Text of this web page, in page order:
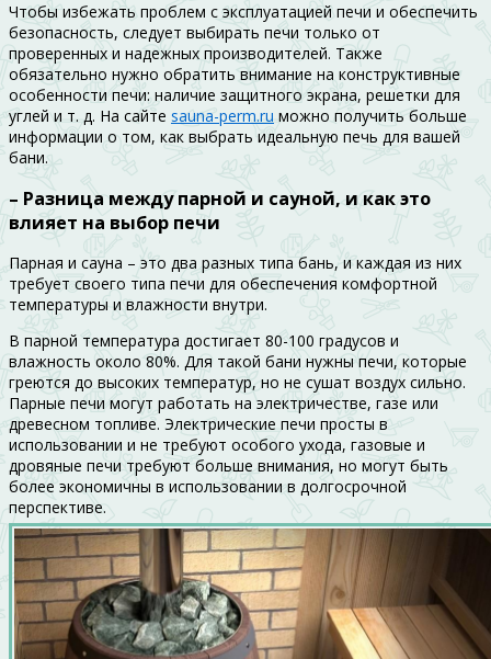
Чтобы избежать проблем с эксплуатацией печи и обеспечить
безопасность, следует выбирать печи только от
проверенных и надежных производителей. Также
обязательно нужно обратить внимание на конструктивные
особенности печи: наличие защитного экрана, решетки для
углей и т. д. На сайте sauna-perm.ru можно получить больше
информации о том, как выбрать идеальную печь для вашей
бани.
– Разница между парной и сауной, и как это
влияет на выбор печи
Парная и сауна – это два разных типа бань, и каждая из них
требует своего типа печи для обеспечения комфортной
температуры и влажности внутри.
В парной температура достигает 80-100 градусов и
влажность около 80%. Для такой бани нужны печи, которые
греются до высоких температур, но не сушат воздух сильно.
Парные печи могут работать на электричестве, газе или
древесном топливе. Электрические печи просты в
использовании и не требуют особого ухода, газовые и
дровяные печи требуют больше внимания, но могут быть
более экономичны в использовании в долгосрочной
перспективе.